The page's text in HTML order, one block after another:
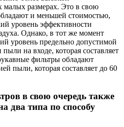
малых размерах. Это в свою
и меньшей стоимостью,
уровень эффективности
Однако, в тот же момент
уровень предельно допустимой
на входе, которая составляет
фильтры обладают
пыли, которая составляет до 60
в свою очередь также
два типа по способу